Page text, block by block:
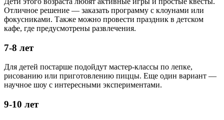
Отличное решение — заказать программу с клоунами или
фокусниками. Также можно провести праздник в детском
кафе, где предусмотрены развлечения.
7-8 лет
Для детей постарше подойдут мастер-классы по лепке,
рисованию или приготовлению пиццы. Еще один вариант —
научное шоу с интересными экспериментами.
9-10 лет